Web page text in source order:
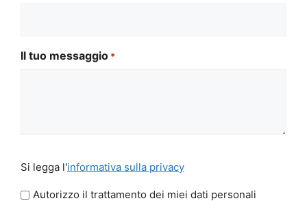
Il tuo messaggio *
legga
l'informativa
Si legga l'informativa sulla privacy
Autorizzo il trattamento dei miei dati personali